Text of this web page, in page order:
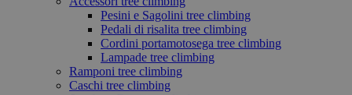
Pesini e Sagolini tree climbing
Pedali di risalita tree climbing
Cordini portamotosega tree climbing
Lampade tree climbing
Ramponi tree climbing
Caschi tree climbing